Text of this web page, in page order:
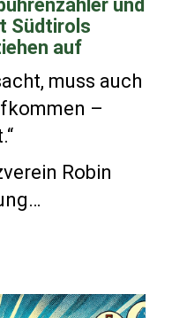
und
Südtirols
auf
muss auch
–
Robin